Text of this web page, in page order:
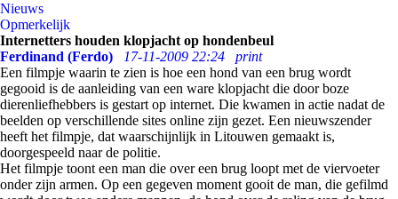
Nieuws
Opmerkelijk
Internetters houden klopjacht op hondenbeul
Ferdinand (Ferdo)
17-11-2009 22:24
print
Een filmpje waarin te zien is hoe een hond van een brug wordt
gegooid is de aanleiding van een ware klopjacht die door boze
dierenliefhebbers is gestart op internet. Die kwamen in actie nadat de
beelden op verschillende sites online zijn gezet. Een nieuwszender
heeft het filmpje, dat waarschijnlijk in Litouwen gemaakt is,
doorgespeeld naar de politie.
Het filmpje toont een man die over een brug loopt met de viervoeter
onder zijn armen. Op een gegeven moment gooit de man, die gefilmd